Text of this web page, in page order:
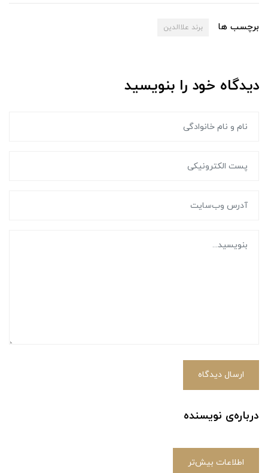
برچسب ها برند علاالدین
دیدگاه خود را بنویسید
ارسال دیدگاه
درباره‌ی نویسنده
اطلاعات بیش‌تر